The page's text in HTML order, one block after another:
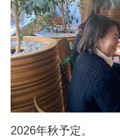
2026年秋予定。